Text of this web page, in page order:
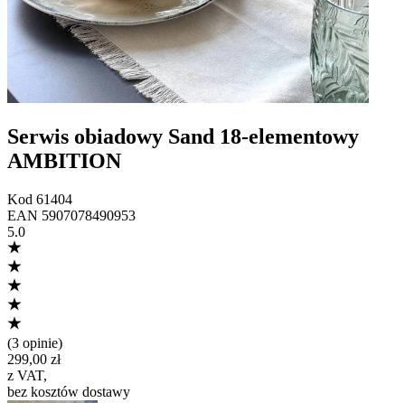
Serwis obiadowy Sand 18-elementowy
AMBITION
Kod 61404
EAN 5907078490953
5.0
(3 opinie)
299,00 zł
z VAT,
bez kosztów dostawy